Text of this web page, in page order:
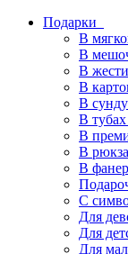
Подарки
В
В
В жести
В
В
В тубах
В
В
В
С
Для
Для
Для